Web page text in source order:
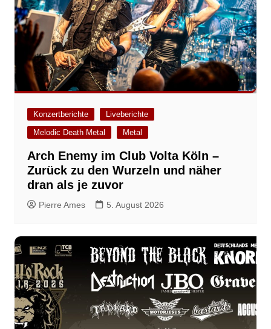
Konzertberichte
Liveberichte
Melodic Death Metal
Metal
Arch Enemy im Club Volta Köln –
Zurück zu den Wurzeln und näher
dran als je zuvor
Pierre Ames 5. August 2026